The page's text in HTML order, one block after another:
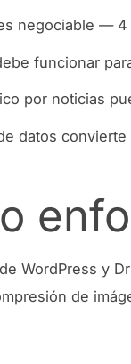
negociable —
funcionar
por noticias
datos
WordPress y
de